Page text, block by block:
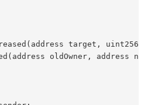
target, uint256
oldOwner, address